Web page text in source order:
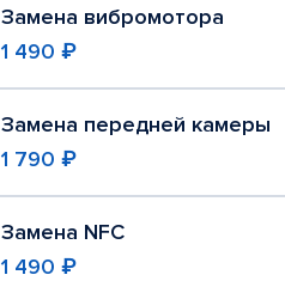
Замена вибромотора
1 490 ₽
Замена передней камеры
1 790 ₽
Замена NFC
1 490 ₽